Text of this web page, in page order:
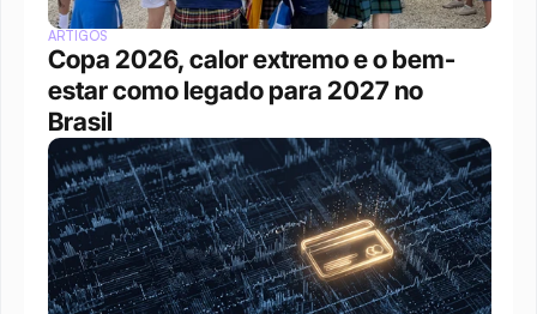
ARTIGOS
Copa 2026, calor extremo e o bem-
estar como legado para 2027 no
Brasil